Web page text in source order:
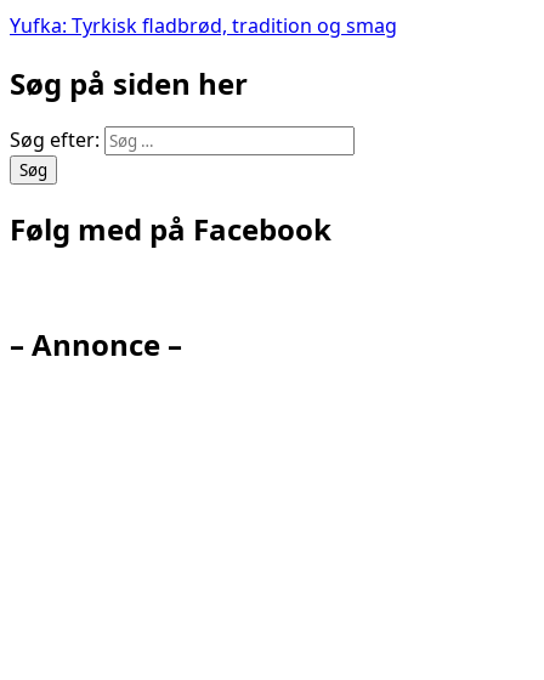
Yufka: Tyrkisk fladbrød, tradition og smag
Søg på siden her
Søg efter:
Følg med på Facebook
– Annonce –